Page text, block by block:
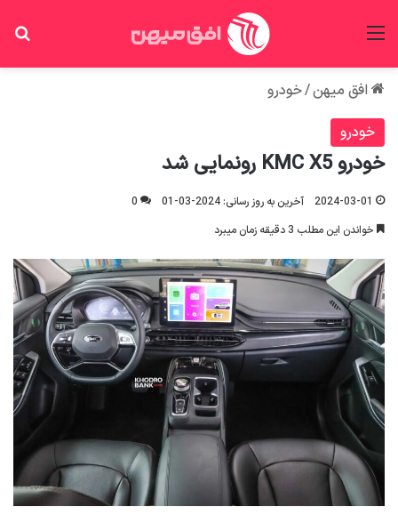
افق میهن/خودرو
خودرو
خودرو KMC X5 رونمایی شد
2024-03-01 آخرین به روز رسانی: 2024-03-01
0
خواندن این مطلب 3 دقیقه زمان میبرد